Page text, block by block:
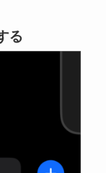
る